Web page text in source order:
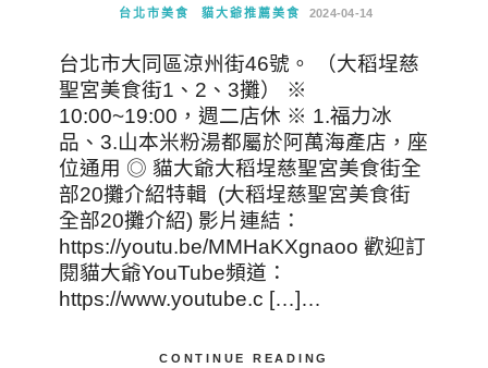
台北市美食 貓大爺推薦美食 2024-04-14
台北市大同區涼州街46號。 （大稻埕慈
聖宮美食街1、2、3攤） ※
10:00~19:00，週二店休 ※ 1.福力冰
品、3.山本米粉湯都屬於阿萬海產店，座
位通用 ◎ 貓大爺大稻埕慈聖宮美食街全
部20攤介紹特輯 (大稻埕慈聖宮美食街
全部20攤介紹) 影片連結：
https://youtu.be/MMHaKXgnaoo 歡迎訂
閱貓大爺YouTube頻道：
https://www.youtube.c […]…
CONTINUE READING